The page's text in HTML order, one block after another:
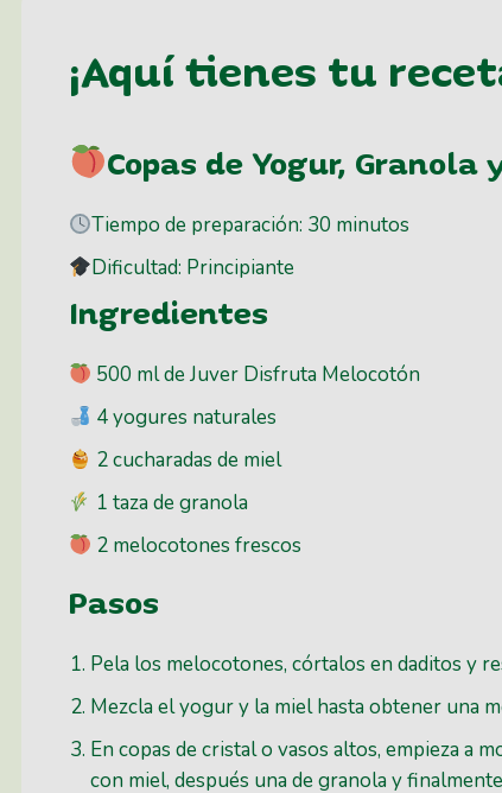
¡Aquí tienes tu
Copas de Yogur, Granola
Tiempo de preparación: 30 minutos
Dificultad: Principiante
Ingredientes
500 ml de Juver Disfruta Melocotón
4 yogures naturales
2 cucharadas de miel
1 taza de granola
2 melocotones frescos
Pasos
Pela los melocotones, córtalos en daditos y
Mezcla el yogur y la miel hasta obtener una
En copas de cristal o vasos altos, empieza a
con miel, después una de granola y